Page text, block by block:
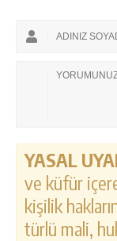
YASAL
ve küfür
kişilik
türlü mali,